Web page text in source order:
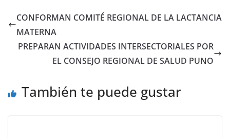
CONFORMAN COMITÉ REGIONAL DE LA LACTANCIA
MATERNA
PREPARAN ACTIVIDADES INTERSECTORIALES POR
EL CONSEJO REGIONAL DE SALUD PUNO
También te puede gustar